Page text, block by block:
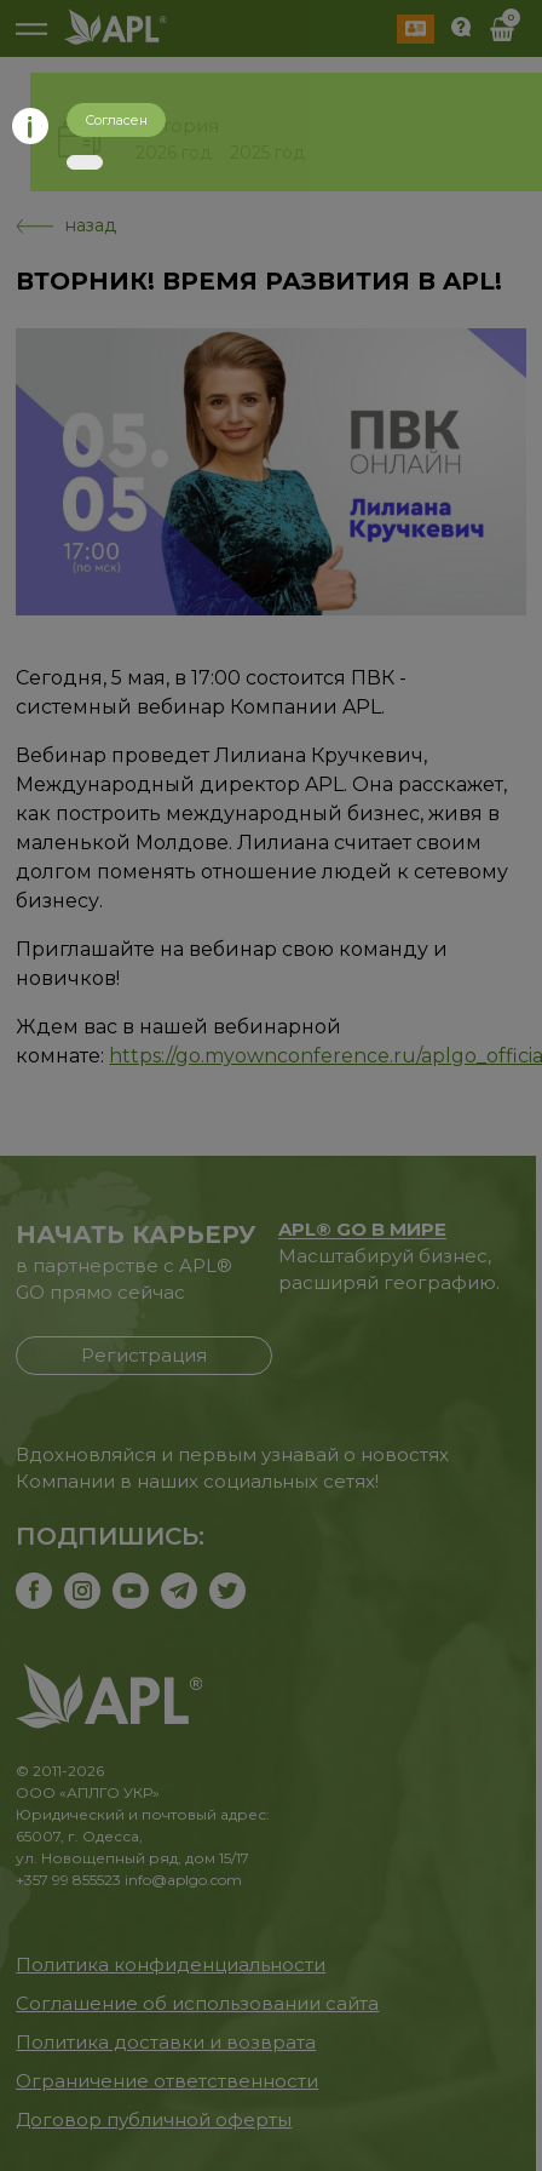
0
История
назад
ВТОРНИК! ВРЕМЯ РАЗВИТИЯ В APL!
Сегодня, 5 мая, в 17:00 состоится ПВК -
системный вебинар Компании APL.
Вебинар проведет Лилиана Кручкевич,
Международный директор APL. Она расскажет,
как построить международный бизнес, живя в
маленькой Молдове. Лилиана считает своим
долгом поменять отношение людей к сетевому
бизнесу.
Приглашайте на вебинар свою команду и
новичков!
Ждем вас в нашей вебинарной
комнате: https://go.myownconference.ru/
НАЧАТЬ КАРЬЕРУ
в партнерстве с APL®
GO прямо сейчас
Регистрация
APL® GO В МИРЕ
Масштабируй бизнес,
расширяй географию.
Вдохновляйся и первым узнавай о новостях
Компании в наших социальных сетях!
ПОДПИШИСЬ:
© 2011-2026
ООО «АПЛГО УКР»
Юридический и почтовый адрес:
65007, г. Одесса,
ул. Новощепный ряд, дом 15/17
+357 99 855523 info@aplgo.com
Политика конфиденциальности
Соглашение об использовании сайта
Политика доставки и возврата
Ограничение ответственности
Договор публичной оферты
Согласен